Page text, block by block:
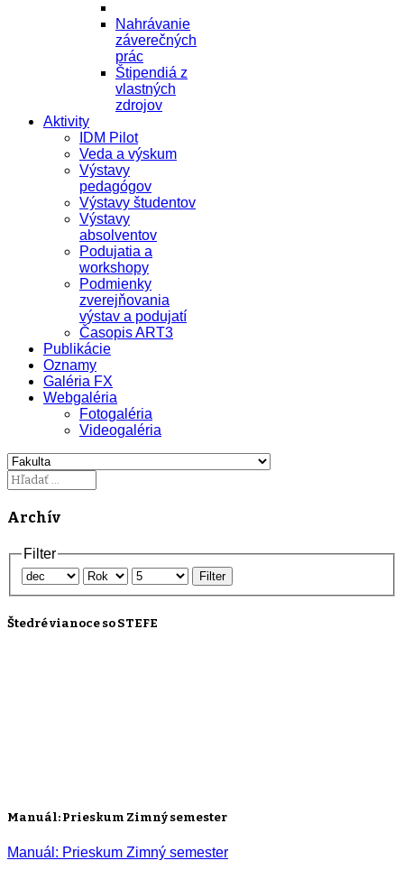
Nahrávanie
záverečných
prác
Štipendiá z
vlastných
zdrojov
Aktivity
IDM Pilot
Veda a výskum
Výstavy
pedagógov
Výstavy študentov
Výstavy
absolventov
Podujatia a
workshopy
Podmienky
zverejňovania
výstav a podujatí
Časopis ART3
Publikácie
Oznamy
Galéria FX
Webgaléria
Fotogaléria
Videogaléria
Archív
Filter
Filter
Štedré vianoce so STEFE
Manuál: Prieskum Zimný semester
Manuál: Prieskum Zimný semester